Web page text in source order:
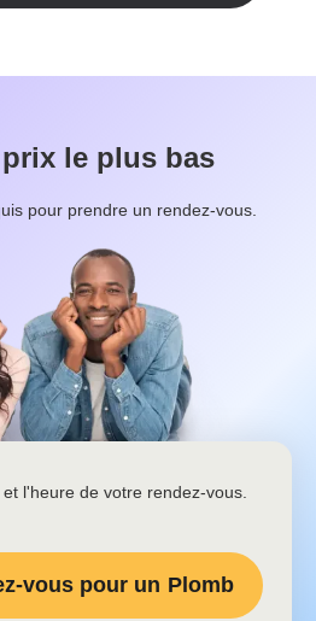
le plus bas
pour prendre un rendez-vous.
l'heure de votre rendez-vous.
vous pour un Plomb